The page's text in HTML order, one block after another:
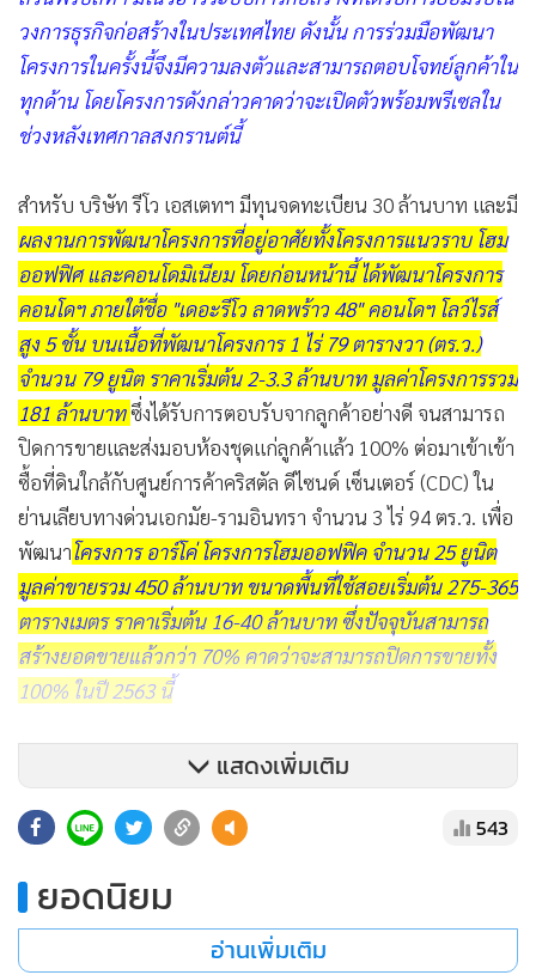
วงการธุรกิจก่อสร้างในประเทศไทย ดังนั้น การร่วมมือพัฒนา
โครงการในครั้งนี้จึงมีความลงตัวและสามารถตอบโจทย์ลูกค้าใน
ทุกด้าน โดยโครงการดังกล่าวคาดว่าจะเปิดตัวพร้อมพรีเซลใน
ช่วงหลังเทศกาลสงกรานต์นี้
สำหรับ บริษัท รีโว เอสเตทฯ มีทุนจดทะเบียน 30 ล้านบาท และมี
ผลงานการพัฒนาโครงการที่อยู่อาศัยทั้งโครงการแนวราบ โฮม
ออฟฟิศ และคอนโดมิเนียม โดยก่อนหน้านี้ ได้พัฒนาโครงการ
คอนโดฯ ภายใต้ชื่อ "เดอะรีโว ลาดพร้าว 48" คอนโดฯ โลว์ไรส์
สูง 5 ชั้น บนเนื้อที่พัฒนาโครงการ 1 ไร่ 79 ตารางวา (ตร.ว.)
จำนวน 79 ยูนิต ราคาเริ่มต้น 2-3.3 ล้านบาท มูลค่าโครงการรวม
181 ล้านบาทซึ่งได้รับการตอบรับจากลูกค้าอย่างดี จนสามารถ
ปิดการขายและส่งมอบห้องชุดแก่ลูกค้าแล้ว 100% ต่อมาเข้าเข้า
ซื้อที่ดินใกล้กับศูนย์การค้าคริสตัล ดีไซนด์ เซ็นเตอร์ (CDC) ใน
ย่านเลียบทางด่วนเอกมัย-รามอินทรา จำนวน 3 ไร่ 94 ตร.ว. เพื่อ
พัฒนาโครงการ อาร์โค่ โครงการโฮมออฟฟิค จำนวน 25 ยูนิต
มูลค่าขายรวม 450 ล้านบาท ขนาดพื้นที่ใช้สอยเริ่มต้น 275-365
ตารางเมตร ราคาเริ่มต้น 16-40 ล้านบาท ซึ่งปัจจุบันสามารถ
สร้างยอดขายแล้วกว่า 70% คาดว่าจะสามารถปิดการขายทั้ง
100% ในปี 2563 นี้
แสดงเพิ่มเติม
543
ยอดนิยม
อ่านเพิ่มเติม